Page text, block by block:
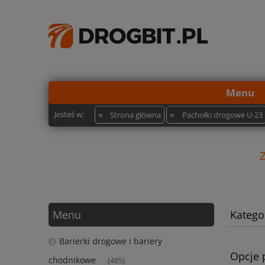
Menu
Jesteś w: » Strona główna » Pachołki drogowe U-23
Menu
Barierki drogowe i bariery
chodnikowe
(485) Opcje